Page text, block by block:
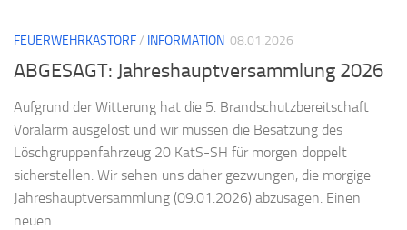
FEUERWEHRKASTORF/ INFORMATION 08.01.2026
ABGESAGT: Jahreshauptversammlung 2026
Aufgrund der Witterung hat die 5. Brandschutzbereitschaft
Voralarm ausgelöst und wir müssen die Besatzung des
Löschgruppenfahrzeug 20 KatS-SH für morgen doppelt
sicherstellen. Wir sehen uns daher gezwungen, die morgige
Jahreshauptversammlung (09.01.2026) abzusagen. Einen
neuen...